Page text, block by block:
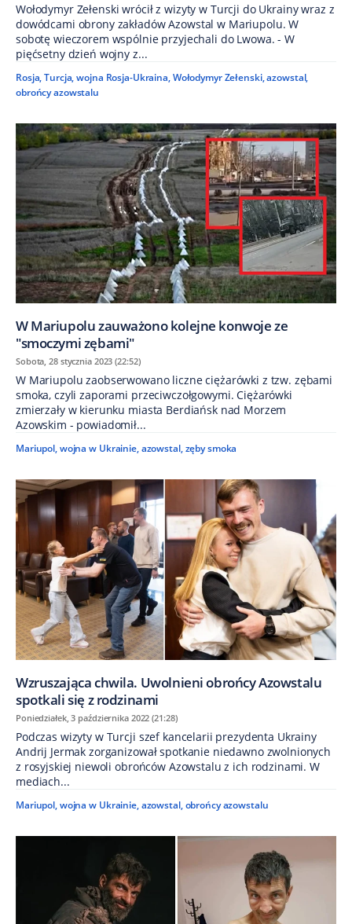
Wołodymyr Zełenski wrócił z wizyty w Turcji do Ukrainy wraz z
dowódcami obrony zakładów Azowstal w Mariupolu. W
sobotę wieczorem wspólnie przyjechali do Lwowa. - W
pięćsetny dzień wojny z...
Rosja,Turcja,wojna Rosja-Ukraina,Wołodymyr Zełenski,azowstal,
obrońcy azowstalu
W Mariupolu zauważono kolejne konwoje ze
"smoczymi zębami"
Sobota, 28 stycznia 2023 (22:52)
W Mariupolu zaobserwowano liczne ciężarówki z tzw. zębami
smoka, czyli zaporami przeciwczołgowymi. Ciężarówki
zmierzały w kierunku miasta Berdiańsk nad Morzem
Azowskim - powiadomił...
Mariupol,wojna w Ukrainie,azowstal,zęby smoka
Wzruszająca chwila. Uwolnieni obrońcy Azowstalu
spotkali się z rodzinami
Poniedziałek, 3 października 2022 (21:28)
Podczas wizyty w Turcji szef kancelarii prezydenta Ukrainy
Andrij Jermak zorganizował spotkanie niedawno zwolnionych
z rosyjskiej niewoli obrońców Azowstalu z ich rodzinami. W
mediach...
Mariupol,wojna w Ukrainie,azowstal,obrońcy azowstalu